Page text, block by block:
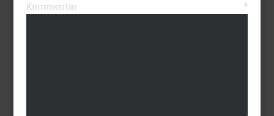
Kommentar *